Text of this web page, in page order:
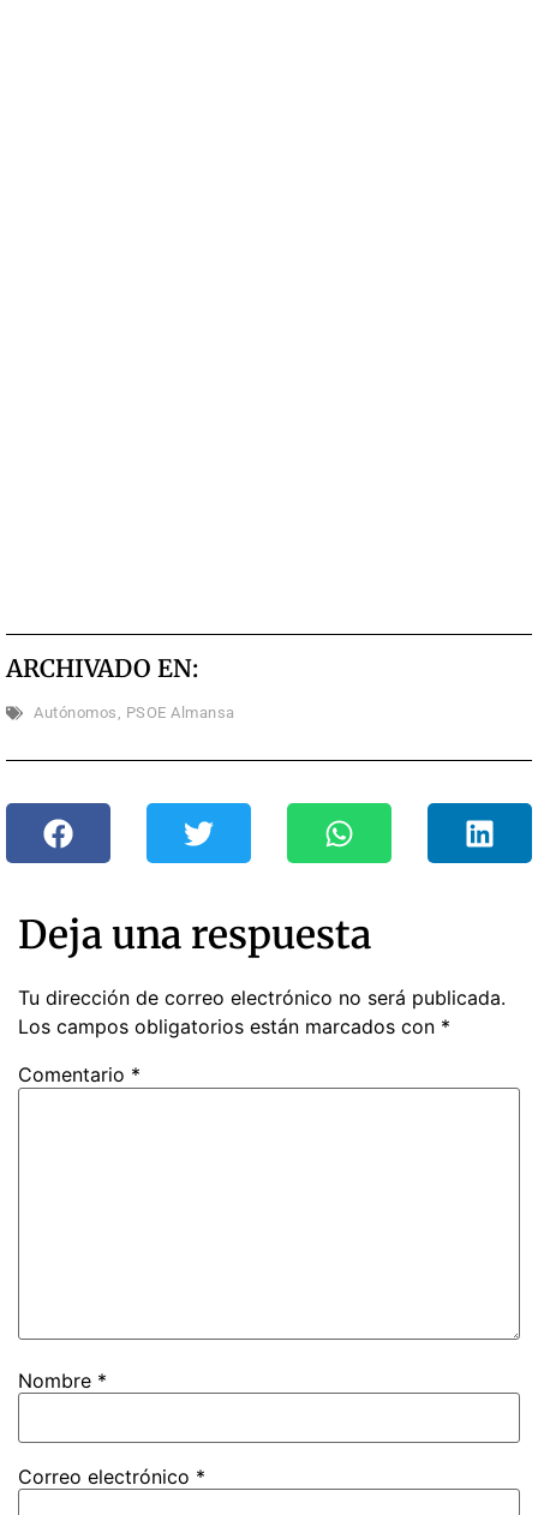
ARCHIVADO EN:
Autónomos , PSOE Almansa
Deja una respuesta
Tu dirección de correo electrónico no será publicada.
Los campos obligatorios están marcados con *
Comentario *
Nombre *
Correo electrónico *